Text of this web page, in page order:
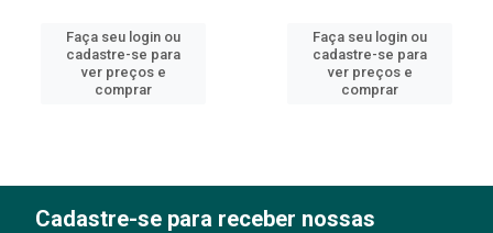
Faça seu login ou
cadastre-se para
ver preços e
comprar
Faça seu login ou
cadastre-se para
ver preços e
comprar
Cadastre-se para receber nossas